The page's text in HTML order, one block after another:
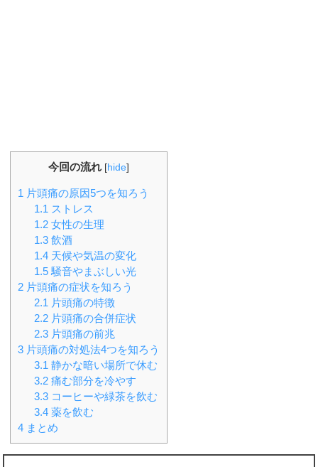
今回の流れ [hide]
1 片頭痛の原因5つを知ろう
1.1 ストレス
1.2 女性の生理
1.3 飲酒
1.4 天候や気温の変化
1.5 騒音やまぶしい光
2 片頭痛の症状を知ろう
2.1 片頭痛の特徴
2.2 片頭痛の合併症状
2.3 片頭痛の前兆
3 片頭痛の対処法4つを知ろう
3.1 静かな暗い場所で休む
3.2 痛む部分を冷やす
3.3 コーヒーや緑茶を飲む
3.4 薬を飲む
4 まとめ